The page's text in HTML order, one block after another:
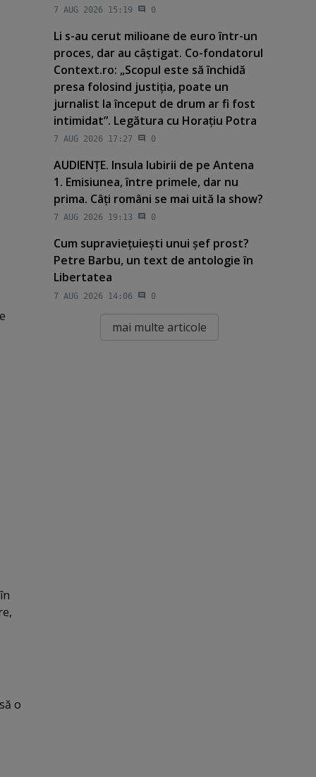
o
7 AUG 2026 15:19 0
Li s-au cerut milioane de euro într-un
proces, dar au câştigat. Co-fondatorul
Context.ro: „Scopul este să închidă
presa folosind justiţia, poate un
jurnalist la început de drum ar fi fost
intimidat”. Legătura cu Horaţiu Potra
7 AUG 2026 17:27 0
AUDIENŢE. Insula Iubirii de pe Antena
1. Emisiunea, între primele, dar nu
prima. Câţi români se mai uită la show?
7 AUG 2026 19:13 0
Cum supravieţuieşti unui şef prost?
Petre Barbu, un text de antologie în
Libertatea
7 AUG 2026 14:06 0
mai multe articole